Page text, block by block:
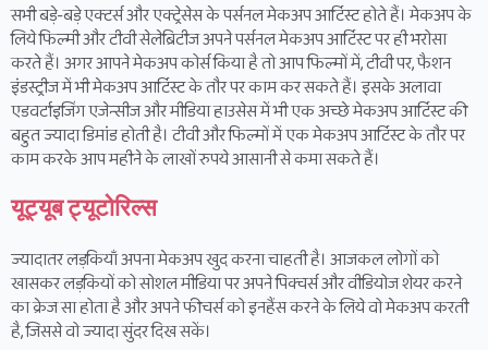
सभी बड़े-बड़े एक्टर्स और एक्ट्रेसेस के पर्सनल मेकअप आर्टिस्ट होते हैं। मेकअप के
लिये फिल्मी और टीवी सेलेब्रिटीज अपने पर्सनल मेकअप आर्टिस्ट पर ही भरोसा
करते हैं। अगर आपने मेकअप कोर्स किया है तो आप फिल्मों में, टीवी पर, फैशन
इंडस्ट्रीज में भी मेकअप आर्टिस्ट के तौर पर काम कर सकते हैं। इसके अलावा
एडवर्टाइजिंग एजेन्सीज और मीडिया हाउसेस में भी एक अच्छे मेकअप आर्टिस्ट की
बहुत ज्यादा डिमांड होती है। टीवी और फिल्मों में एक मेकअप आर्टिस्ट के तौर पर
काम करके आप महीने के लाखों रुपये आसानी से कमा सकते हैं।
यूट्यूब ट्यूटोरिल्स
ज्यादातर लड़कियाँ अपना मेकअप खुद करना चाहती है। आजकल लोगों को
खासकर लड़कियों को सोशल मीडिया पर अपने पिक्चर्स और वीडियोज शेयर करने
का क्रेज सा होता है और अपने फीचर्स को इनहैंस करने के लिये वो मेकअप करती
है, जिससे वो ज्यादा सुंदर दिख सकें।